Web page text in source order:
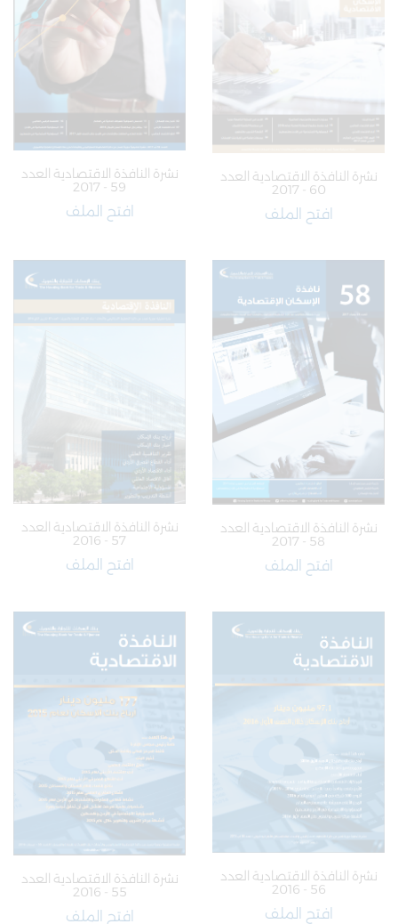
نشرة النافذة الاقتصادية العدد
60 - 2017
افتح الملف
نشرة النافذة الاقتصادية العدد
59 - 2017
افتح الملف
نشرة النافذة الاقتصادية العدد
58 - 2017
افتح الملف
نشرة النافذة الاقتصادية العدد
57 - 2016
افتح الملف
نشرة النافذة الاقتصادية العدد
56 - 2016
افتح الملف
نشرة النافذة الاقتصادية العدد
55 - 2016
افتح الملف